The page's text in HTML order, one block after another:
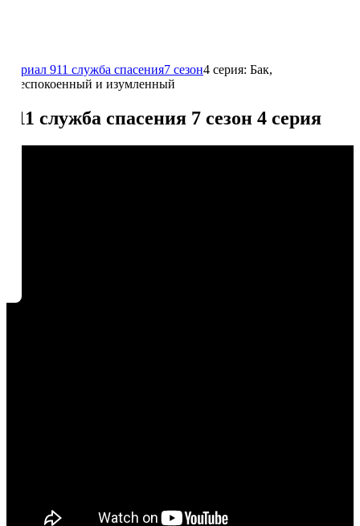
Сериал 911 служба спасения7 сезон4 серия: Бак,
обеспокоенный и изумленный
911 служба спасения 7 сезон 4 серия